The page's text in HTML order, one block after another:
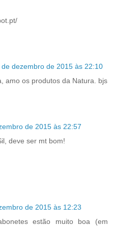
de dezembro de 2015 às 22:10
amo os produtos da Natura. bjs
de 2015 às 22:57
deve ser mt bom!
de 2015 às 12:23
estão muito boa (em